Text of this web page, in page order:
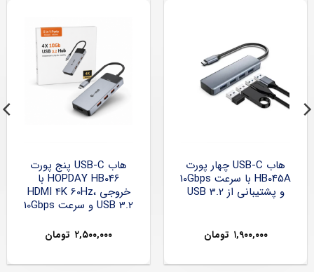
هاب USB-C چهار پورت
HB045A با سرعت 10Gbps
و پشتیبانی از USB 3.2
۱,۹۰۰,۰۰۰ تومان
هاب USB-C پنج پورت
HOPDAY HB046 با
خروجی HDMI 4K 60Hz،
USB 3.2 و سرعت 10Gbps
۲,۵۰۰,۰۰۰ تومان